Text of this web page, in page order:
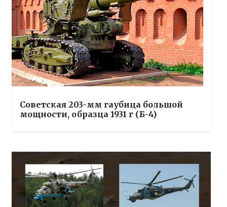
Советская 203-мм гаубица большой
мощности, образца 1931 г (Б-4)